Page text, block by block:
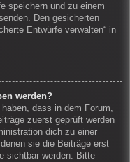
speichern und zu einem
Den gesicherten
Entwürfe verwalten“ in
werden?
dass in dem Forum,
zuerst geprüft werden
dich zu einer
sie die Beiträge erst
sichtbar werden. Bitte